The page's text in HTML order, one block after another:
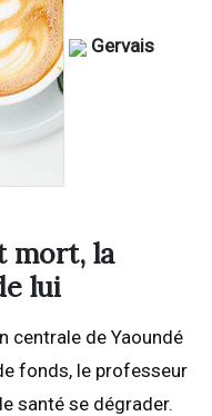
Gervais
mort, la
lui
centrale de Yaoundé
fonds, le professeur
santé se dégrader.